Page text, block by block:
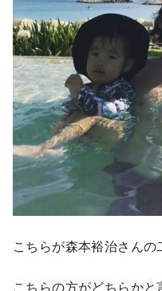
こちらが森本裕治さんの
こちらの方がどちらか